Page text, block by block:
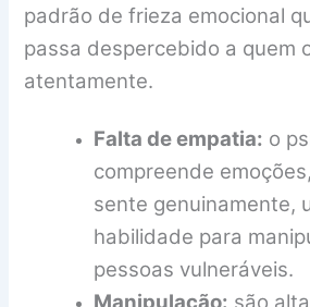
padrão de frieza emocional
passa despercebido a quem
atentamente.
Falta de empatia: o
compreende
sente genuinamente,
habilidade para
pessoas vulneráveis.